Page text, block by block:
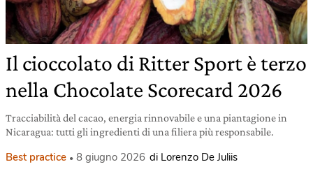
Il cioccolato di Ritter Sport è terzo
nella Chocolate Scorecard 2026
Tracciabilità del cacao, energia rinnovabile e una piantagione in
Nicaragua: tutti gli ingredienti di una filiera più responsabile.
Best practice 8 giugno 2026 di Lorenzo De Juliis